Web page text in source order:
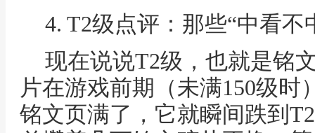
4. T2级点评：那些“中看不
现在说说T2级，也就是铭
片在游戏前期（未满150级时
铭文页满了，它就瞬间跌到